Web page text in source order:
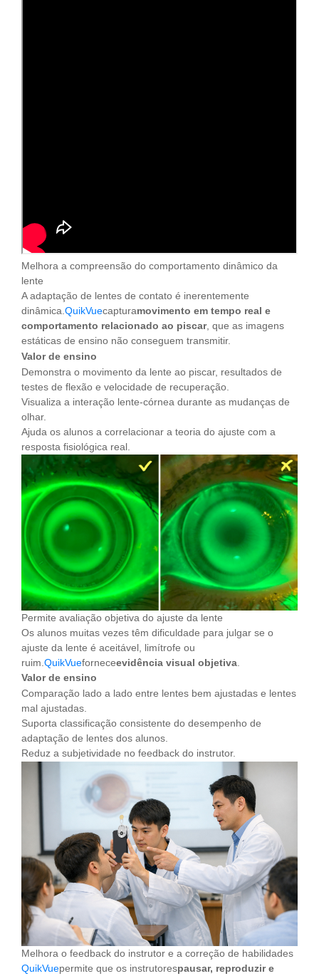
Melhora a compreensão do comportamento dinâmico da
lente
A adaptação de lentes de contato é inerentemente
dinâmica. QuikVuecapturamovimento em tempo real e
comportamento relacionado ao piscar, que as imagens
estáticas de ensino não conseguem transmitir.
Valor de ensino
Demonstra o movimento da lente ao piscar, resultados de
testes de flexão e velocidade de recuperação.
Visualiza a interação lente-córnea durante as mudanças de
olhar.
Ajuda os alunos a correlacionar a teoria do ajuste com a
resposta fisiológica real.
Permite avaliação objetiva do ajuste da lente
Os alunos muitas vezes têm dificuldade para julgar se o
ajuste da lente é aceitável, limítrofe ou
ruim. QuikVueforneceevidência visual objetiva
Valor de ensino
Comparação lado a lado entre lentes bem ajustadas e lentes
mal ajustadas.
Suporta classificação consistente do desempenho de
adaptação de lentes dos alunos.
Reduz a subjetividade no feedback do instrutor.
Melhora o feedback do instrutor e a correção de habilidades
QuikVuepermite que os instrutorespausar, reproduzir e